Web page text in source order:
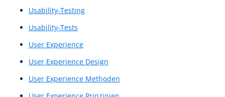
Prototype
Prototypen
Prototyping
Prototyps